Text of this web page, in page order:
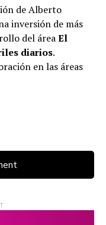
de Alberto
inversión de más
del áreaEl
diarios.
en las áreas